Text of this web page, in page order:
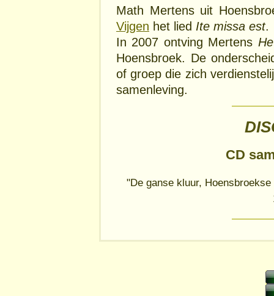
Math Mertens uit
Vijgen het lied Ite missa est.
In 2007 ontving Mertens
Hoensbroek. De
of groep die zich
samenleving.
CD
"De ganse kluur,